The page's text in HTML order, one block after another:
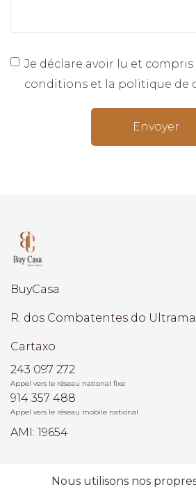
Je déclare avoir lu et compris
conditions et la politique de
Envoyer
BuyCasa
R. dos Combatentes do
Cartaxo
243 097 272
Appel vers le réseau national fixe
914 357 488
Appel vers le réseau mobile national
AMI: 19654
Recherches les plus fréquentes
Nous utilisons nos